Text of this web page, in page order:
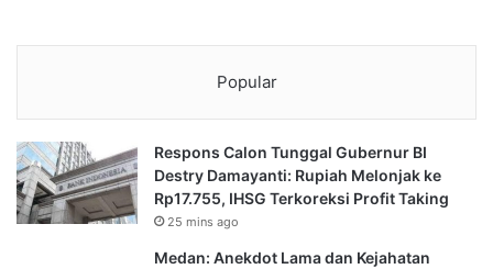
Popular
Respons Calon Tunggal Gubernur BI
Destry Damayanti: Rupiah Melonjak ke
Rp17.755, IHSG Terkoreksi Profit Taking
25 mins ago
Medan: Anekdot Lama dan Kejahatan